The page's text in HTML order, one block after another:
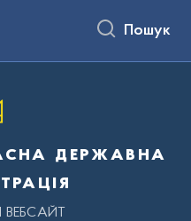
Пошук
державна